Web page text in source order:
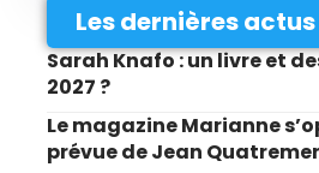
Les dernières actus
Sarah Knafo : un livre et
2027 ?
Le magazine Marianne
prévue de Jean Quatremer